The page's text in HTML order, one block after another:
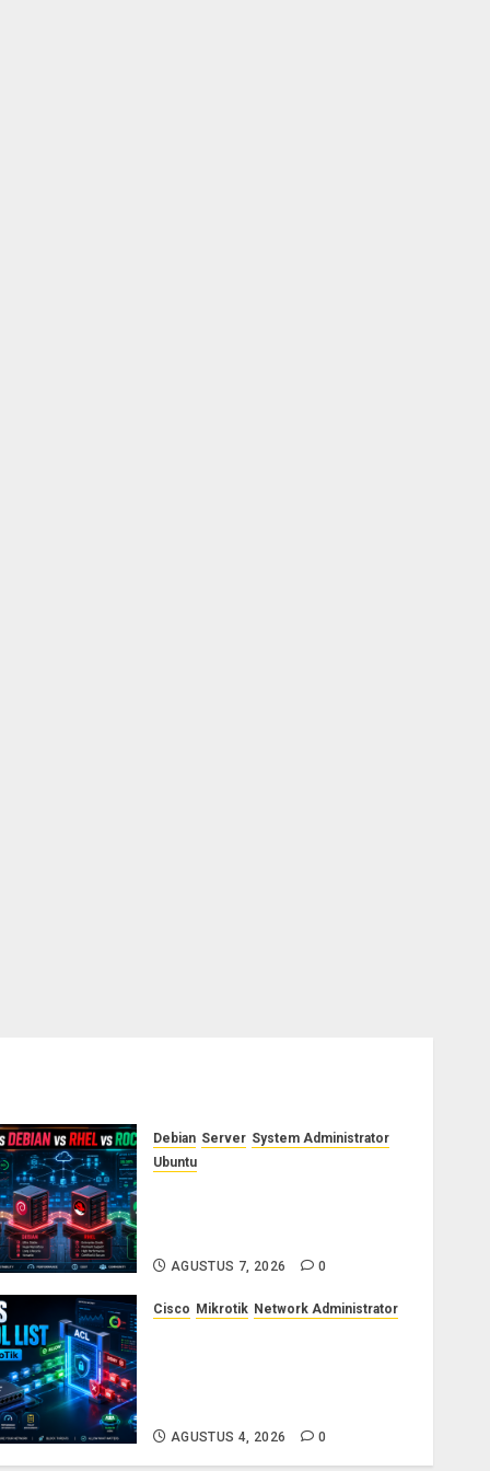
Debian Server System Administrator
Ubuntu
AGUSTUS 7, 2026 0
Cisco Mikrotik Network Administrator
AGUSTUS 4, 2026 0